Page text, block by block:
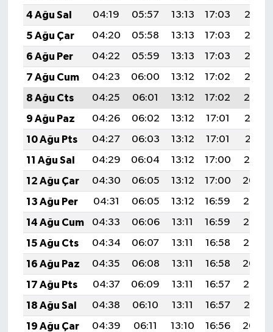
4 Ağu Sal
04:19 05:57 13:13 17:03
20:18
5 Ağu Çar
04:20 05:58 13:13 17:03
20:17
6 Ağu Per
04:22 05:59 13:13 17:03
20:16
7 Ağu Cum
04:23 06:00 13:12 17:02
20:15
8 Ağu Cts
04:25 06:01 13:12 17:02
20:14
9 Ağu Paz
04:26 06:02 13:12 17:01
20:12
10 Ağu Pts
04:27 06:03 13:12 17:01
20:11
11 Ağu Sal
04:29 06:04 13:12 17:00
20:10
12 Ağu Çar
04:30 06:05 13:12 17:00
20:09
13 Ağu Per
04:31 06:05 13:12 16:59
20:08
14 Ağu Cum
04:33 06:06 13:11 16:59
20:06
15 Ağu Cts
04:34 06:07 13:11 16:58
20:05
16 Ağu Paz
04:35 06:08 13:11 16:58
20:04
17 Ağu Pts
04:37 06:09 13:11 16:57
20:02
18 Ağu Sal
04:38 06:10 13:11 16:57
20:01
19 Ağu Çar
04:39 06:11 13:10 16:56
20:00